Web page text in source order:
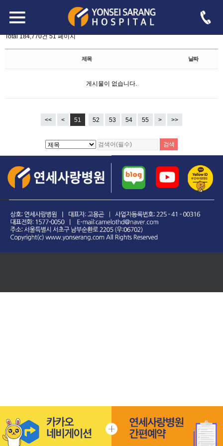
자유게시판
Total 184,770건51 페이지
제목 날짜
게시물이 없습니다.
<< < 51 52 53 54 55 > >>